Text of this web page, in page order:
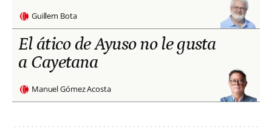
Guillem Bota
El ático de Ayuso no le gusta
a Cayetana
Manuel Gómez Acosta